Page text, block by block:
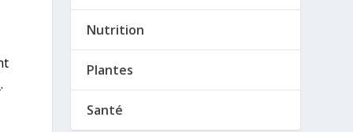
.
Nutrition
Plantes
Santé